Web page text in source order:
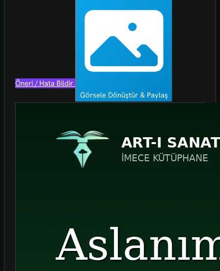
Öneri / Hata Bildir
Görsele Dönüştür & Paylaş